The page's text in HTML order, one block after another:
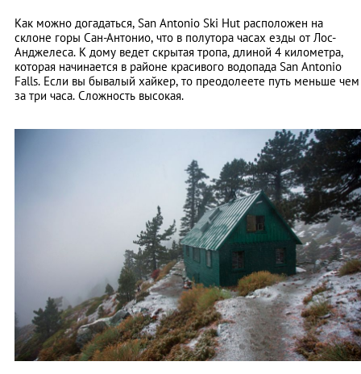
Как можно догадаться, San Antonio Ski Hut расположен на
склоне горы Сан-Антонио, что в полутора часах езды от Лос-
Анджелеса. К дому ведет скрытая тропа, длиной 4 километра,
которая начинается в районе красивого водопада San Antonio
Falls. Если вы бывалый хайкер, то преодолеете путь меньше чем
за три часа. Сложность высокая.